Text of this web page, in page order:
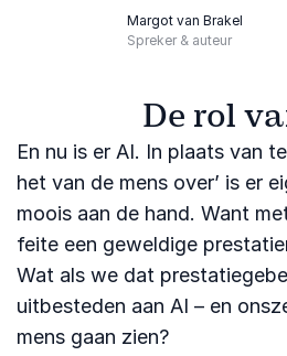
Margot van Brakel
Spreker & auteur
De rol
En nu is er AI. In plaats van
het van de mens over’ is er
moois aan de hand. Want
feite een geweldige
Wat als we dat
uitbesteden aan AI – en
mens gaan zien?